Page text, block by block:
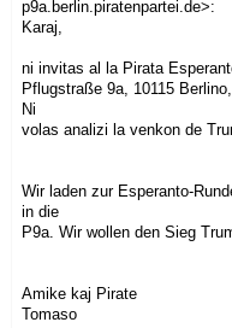
p9a.berlin.piratenpartei.de>:
Karaj,
ni invitas al la Pirata
Pflugstraße 9a, 10115
Ni
volas analizi la venkon de
Wir laden zur Esperanto-
in die
P9a. Wir wollen den Sieg
Amike kaj Pirate
Tomaso